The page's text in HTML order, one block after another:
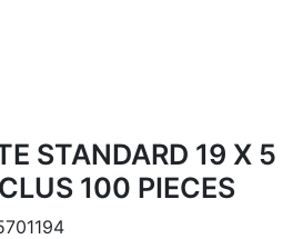
STANDARD 19 X 5
100 PIECES